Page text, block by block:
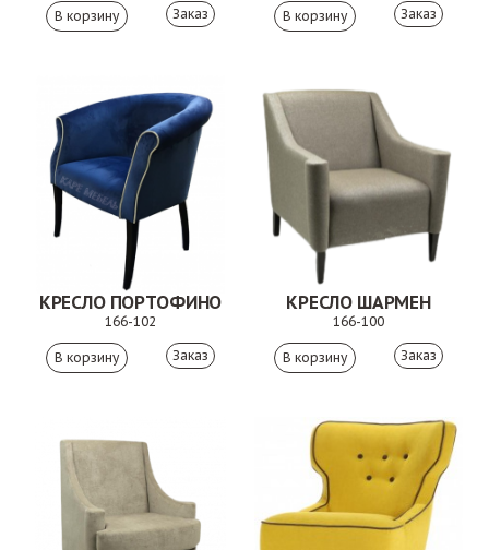
Заказ Заказ
КРЕСЛО ПОРТОФИНО
166-102
Заказ
КРЕСЛО ШАРМЕН
166-100
Заказ